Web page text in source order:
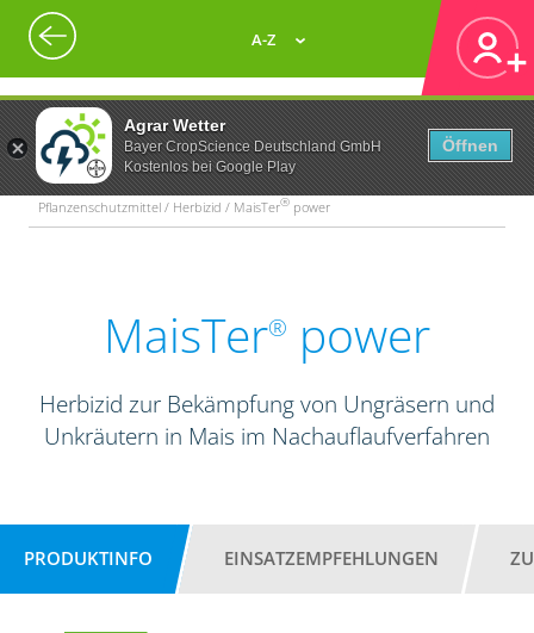
Agrar Wetter
Bayer CropScience Deutschland GmbH
Kostenlos bei Google Play
Öffnen
A-Z
Pflanzenschutzmittel / Herbizid / MaisTer® power
MaisTer® power
Herbizid zur Bekämpfung von Ungräsern und
Unkräutern in Mais im Nachauflaufverfahren
PRODUKTINFO EINSATZEMPFEHLUNGEN